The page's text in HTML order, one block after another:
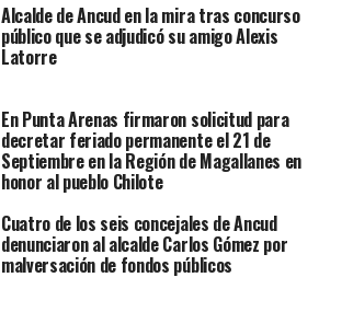
Alcalde de Ancud en la mira tras concurso
público que se adjudicó su amigo Alexis
Latorre
En Punta Arenas firmaron solicitud para
decretar feriado permanente el 21 de
Septiembre en la Región de Magallanes en
honor al pueblo Chilote
Cuatro de los seis concejales de Ancud
denunciaron al alcalde Carlos Gómez por
malversación de fondos públicos